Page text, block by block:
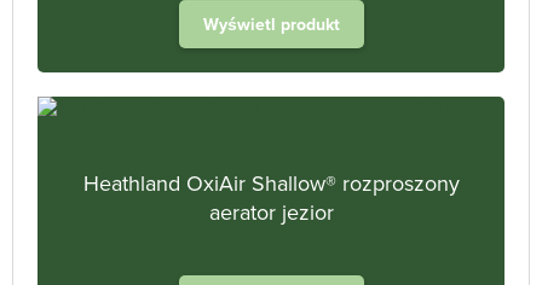
Wyświetl produkt
Heathland OxiAir Shallow® rozproszony
aerator jezior